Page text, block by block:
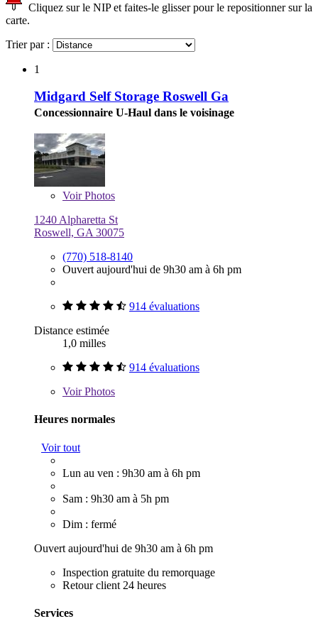
Cliquez sur le NIP et faites-le glisser pour le repositionner sur la
carte.
Trier par :
1
Midgard Self Storage Roswell Ga
Concessionnaire U-Haul dans le voisinage
VoirPhotos
1240 Alpharetta St
Roswell, GA 30075
(770) 518-8140
Ouvert aujourd'hui de 9h30 am à 6h pm
914 évaluations
Distance estimée
1,0 milles
914 évaluations
VoirPhotos
Heures normales
Voir tout
Lun au ven : 9h30 am à 6h pm
Sam : 9h30 am à 5h pm
Dim : fermé
Ouvert aujourd'hui de 9h30 am à 6h pm
Inspection gratuite du remorquage
Retour client 24 heures
Services